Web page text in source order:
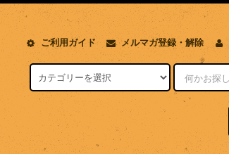
ご利用ガイド メルマガ登録・解除